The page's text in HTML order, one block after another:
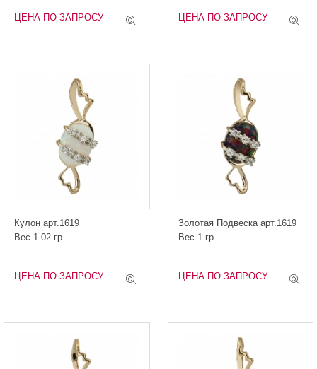
ЦЕНА ПО ЗАПРОСУ ЦЕНА ПО ЗАПРОСУ
Кулон арт.1619
Вес 1.02 гр.
ЦЕНА ПО ЗАПРОСУ
Золотая Подвеска арт.1619
Вес 1 гр.
ЦЕНА ПО ЗАПРОСУ